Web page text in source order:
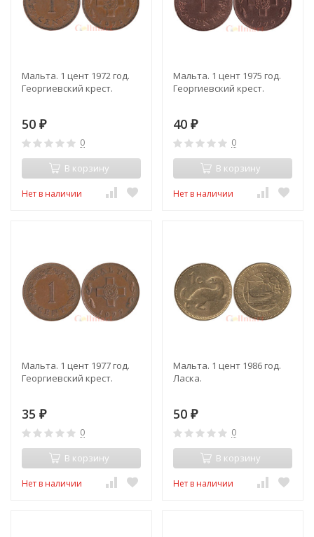
Мальта. 1 цент 1972 год.
Георгиевский крест.
50 ₽
0
В корзину
Нет в наличии
Мальта. 1 цент 1975 год.
Георгиевский крест.
40 ₽
0
В корзину
Нет в наличии
Мальта. 1 цент 1977 год.
Георгиевский крест.
35 ₽
0
В корзину
Нет в наличии
Мальта. 1 цент 1986 год.
Ласка.
50 ₽
0
В корзину
Нет в наличии